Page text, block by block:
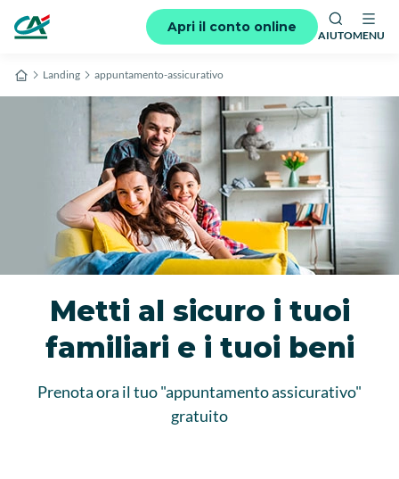
Apri il conto online
AIUTOMENU
Landing appuntamento-assicurativo
Metti al sicuro i tuoi
familiari e i tuoi beni
Prenota ora il tuo "appuntamento assicurativo"
gratuito